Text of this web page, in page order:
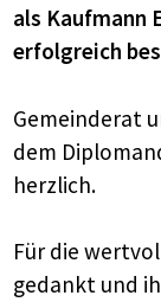
als Kaufmann
erfolgreich
Gemeinderat
dem
herzlich.
Für die
gedankt und